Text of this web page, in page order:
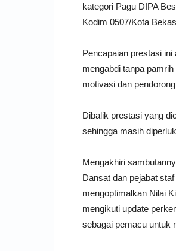
kategori Pagu DIPA
Kodim 0507/Kota
Pencapaian prestasi
mengabdi tanpa
motivasi dan
Dibalik prestasi yang
sehingga masih
Mengakhiri
Dansat dan pejabat
mengoptimalkan Nilai
mengikuti update
sebagai pemacu untuk